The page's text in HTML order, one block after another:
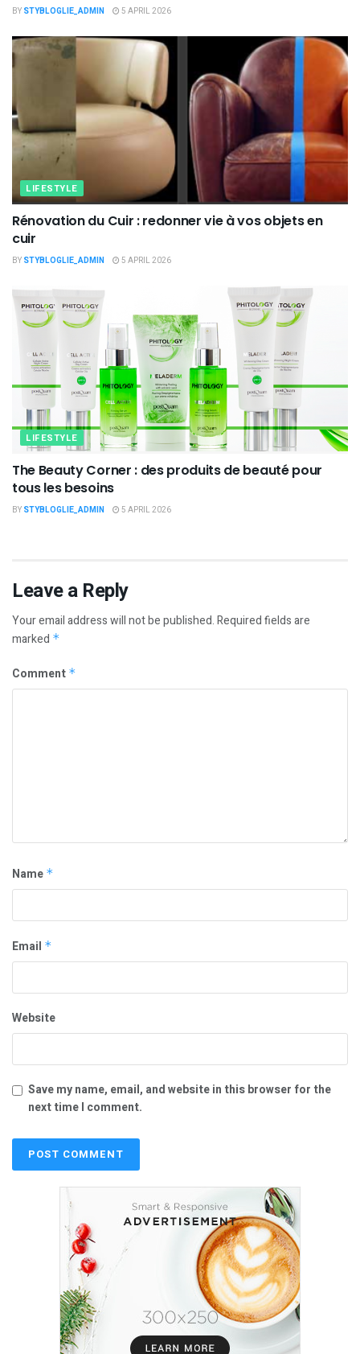
BY STYBLOGLIE_ADMIN 5 APRIL 2026
LIFESTYLE
Rénovation du Cuir : redonner vie à vos objets en
cuir
BY STYBLOGLIE_ADMIN 5 APRIL 2026
LIFESTYLE
The Beauty Corner : des produits de beauté pour
tous les besoins
BY STYBLOGLIE_ADMIN 5 APRIL 2026
Leave a Reply
Your email address will not be published.Required fields are
marked *
Comment *
Name *
Email *
Website
Save my name, email, and website in this browser for the
next time I comment.